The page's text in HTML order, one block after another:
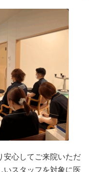
安心してご来院いただ
いスタッフを対象に医